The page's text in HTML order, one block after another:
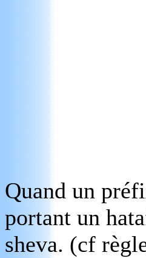
Quand un
portant un
sheva. (cf